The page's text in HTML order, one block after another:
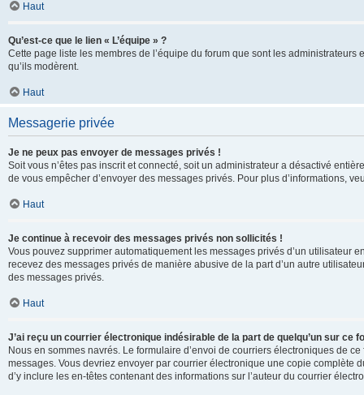
Haut
Qu’est-ce que le lien « L’équipe » ?
Cette page liste les membres de l’équipe du forum que sont les
qu’ils modèrent.
Haut
Messagerie privée
Je ne peux pas envoyer de messages privés !
Soit vous n’êtes pas inscrit et connecté, soit un administrateur a désactivé
de vous empêcher d’envoyer des messages privés. Pour plus d’informations,
Haut
Je continue à recevoir des messages privés non sollicités !
Vous pouvez supprimer automatiquement les messages privés d’un utilisateur
recevez des messages privés de manière abusive de la part d’un autre
des messages privés.
Haut
J’ai reçu un courrier électronique indésirable de la part de quelqu’un sur ce
Nous en sommes navrés. Le formulaire d’envoi de courriers électroniques de
messages. Vous devriez envoyer par courrier électronique une copie complète
d’y inclure les en-têtes contenant des informations sur l’auteur du courrier